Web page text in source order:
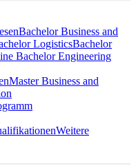
Bachelor Business and
LogisticsBachelor
Bachelor Engineering
Master Business and
Weitere